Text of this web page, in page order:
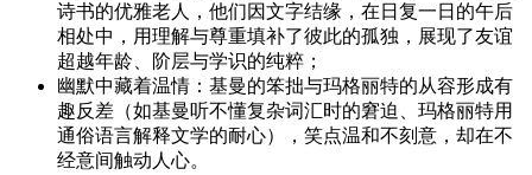
诗书的优雅老人，他们因文字结缘，在日复一日的午后
相处中，用理解与尊重填补了彼此的孤独，展现了友谊
超越年龄、阶层与学识的纯粹；
幽默中藏着温情：基曼的笨拙与玛格丽特的从容形成有
趣反差（如基曼听不懂复杂词汇时的窘迫、玛格丽特用
通俗语言解释文学的耐心），笑点温和不刻意，却在不
经意间触动人心。